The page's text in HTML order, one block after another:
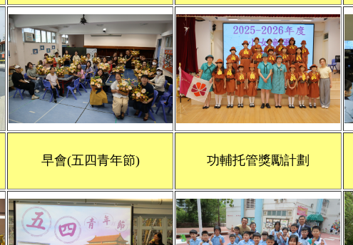
早會(五四青年節) 功輔托管獎勵計劃